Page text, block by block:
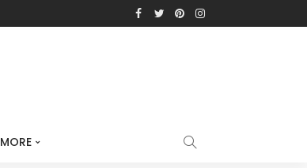
MORE